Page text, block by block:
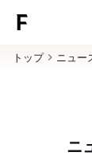
トップ ニュー
ニ